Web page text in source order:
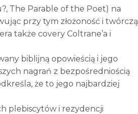
The Parable of the Poet) na
przy tym złożoność i twórczą
także covery Coltrane’a i
biblijną opowieścią i jego
nagrań z bezpośredniością
że to jego najbardziej
plebiscytów i rezydencji